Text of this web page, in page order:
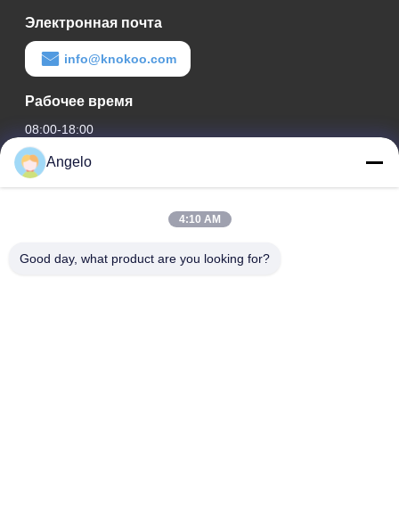
Электронная почта
info@knokoo.com
Рабочее время
08:00-18:00
Наш адрес
Комната 1508, здание Taojing Business, улица Минбао,
провинция Гуандун
Angelo
4:10 AM
Good day, what product are you looking for?